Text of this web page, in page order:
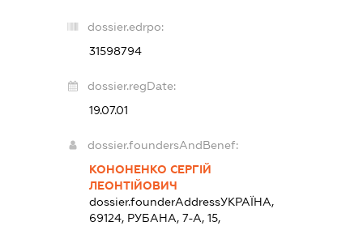
dossier.edrpo:
31598794
dossier.regDate:
19.07.01
dossier.foundersAndBenef:
КОНОНЕНКО СЕРГІЙ
ЛЕОНТІЙОВИЧ
dossier.founderAddressУКРАЇНА,
69124, РУБАНА, 7-А, 15,